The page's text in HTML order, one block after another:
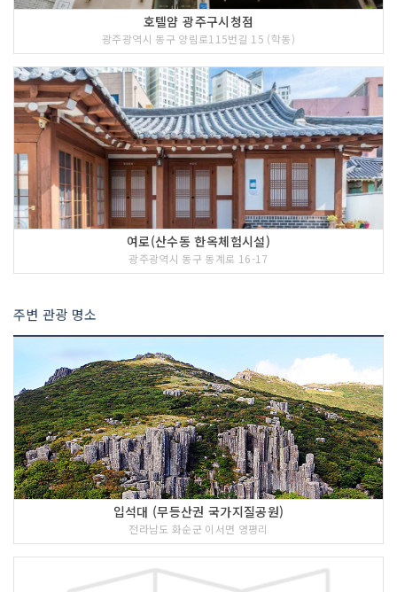
호텔얌 광주구시청점
광주광역시 동구 양림로115번길 15 (학동)
여로(산수동 한옥체험시설)
광주광역시 동구 동계로 16-17
주변 관광 명소
입석대 (무등산권 국가지질공원)
전라남도 화순군 이서면 영평리